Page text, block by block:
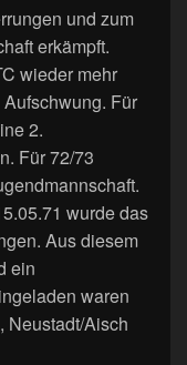
und zum
erkämpft.
wieder mehr
Für
2.
Für 72/73
wurde das
Aus diesem
ein
waren
Neustadt/Aisch